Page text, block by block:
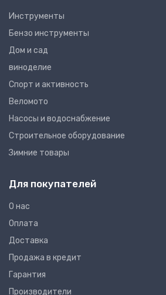
Инструменты
Бензо инструменты
Дом и сад
виноделие
Спорт и активность
Веломото
Насосы и водоснабжение
Строительное оборудование
Зимние товары
Для покупателей
О нас
Оплата
Доставка
Продажа в кредит
Гарантия
Производители